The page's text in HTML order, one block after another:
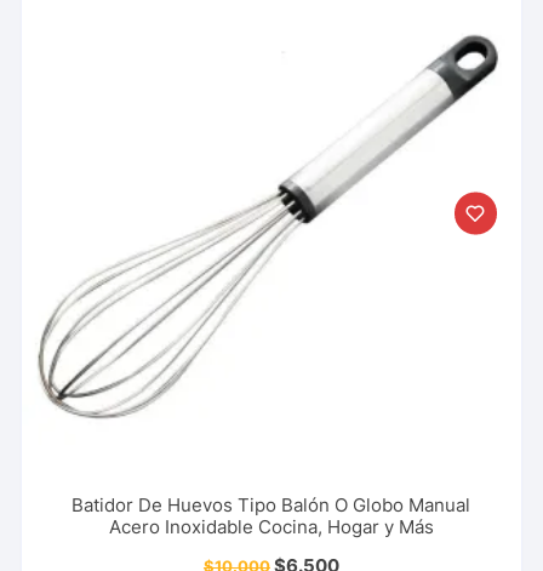
Batidor De Huevos Tipo Balón O Globo Manual
Acero Inoxidable Cocina, Hogar y Más
$10.000$6.500